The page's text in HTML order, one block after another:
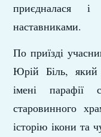
приєдналася
наставниками.
По приїзді
Юрій Біль, який
імені парафії
старовинного
історію ікони та